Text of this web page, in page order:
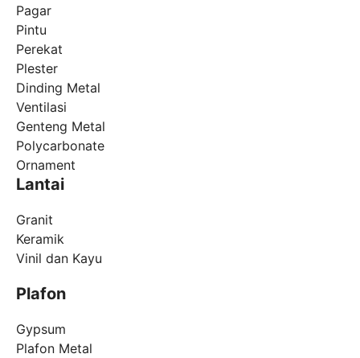
Pagar
Pintu
Perekat
Plester
Dinding Metal
Ventilasi
Genteng Metal
Polycarbonate
Ornament
Lantai
Granit
Keramik
Vinil dan Kayu
Plafon
Gypsum
Plafon Metal